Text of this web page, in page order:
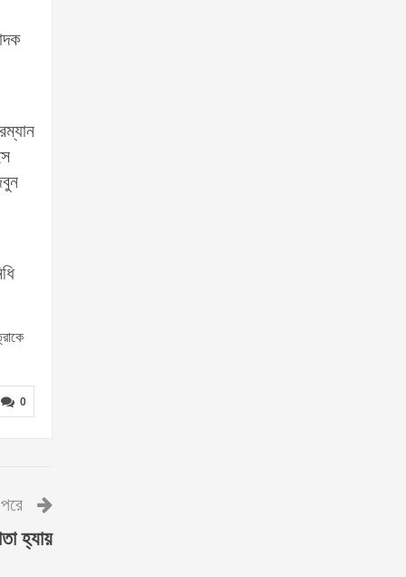
0
পরে
হ্যায়